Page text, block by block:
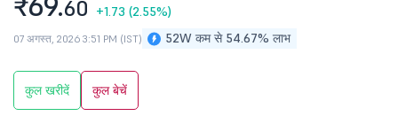
60 +1.73 (2.55%)
52W कम से 54.67% लाभ
07 अगस्त, 2026 3:51 PM (IST)
कुल खरीदें कुल बेचें